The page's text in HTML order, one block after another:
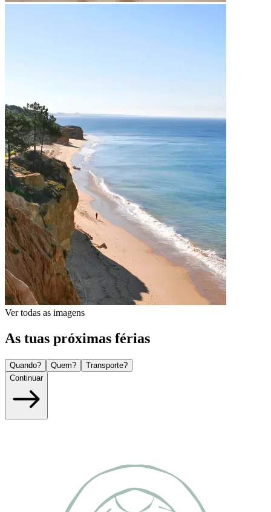
Ver todas as imagens
As tuas próximas férias
Quando? Quem?
Transporte?
Continuar